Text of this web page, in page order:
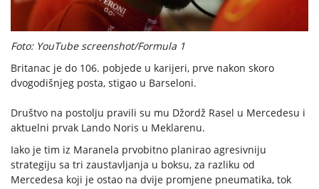
Foto: YouTube screenshot/Formula 1
Britanac je do 106. pobjede u karijeri, prve nakon skoro
dvogodišnjeg posta, stigao u Barseloni.
Društvo na postolju pravili su mu Džordž Rasel u Mercedesu i
aktuelni prvak Lando Noris u Meklarenu.
Iako je tim iz Maranela prvobitno planirao agresivniju
strategiju sa tri zaustavljanja u boksu, za razliku od
Mercedesa koji je ostao na dvije promjene pneumatika, tok